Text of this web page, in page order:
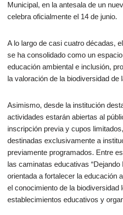
Municipal, en la antesala de un
celebra oficialmente el 14 de junio.
A lo largo de casi cuatro décadas,
se ha consolidado como un
educación ambiental e inclusión,
la valoración de la biodiversidad de
Asimismo, desde la institución
actividades estarán abiertas al
inscripción previa y cupos
destinadas exclusivamente a
previamente programados. Entre
las caminatas educativas “Dejando
orientada a fortalecer la educación
el conocimiento de la biodiversidad
establecimientos educativos y